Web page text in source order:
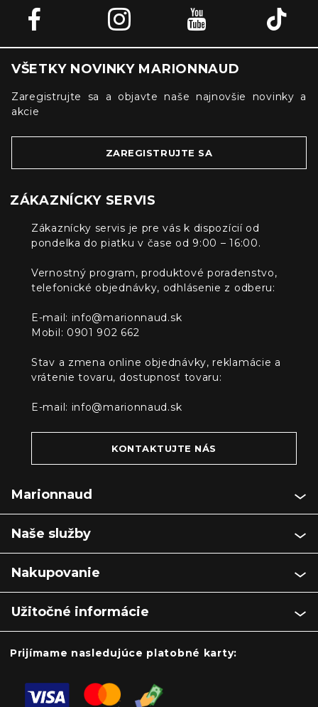
VŠETKY NOVINKY MARIONNAUD
Zaregistrujte sa a objavte naše najnovšie novinky a
akcie
ZAREGISTRUJTE SA
ZÁKAZNÍCKY SERVIS
Zákaznícky servis je pre vás k dispozícií od
pondelka do piatku v čase od 9:00 – 16:00.
Vernostný program, produktové poradenstvo,
telefonické objednávky, odhlásenie z odberu:
E-mail: info@marionnaud.sk
Mobil: 0901 902 662
Stav a zmena online objednávky, reklamácie a
vrátenie tovaru, dostupnosť tovaru:
E-mail: info@marionnaud.sk
KONTAKTUJTE NÁS
Marionnaud
Naše služby
Nakupovanie
Užitočné informácie
Prijímame nasledujúce platobné karty: